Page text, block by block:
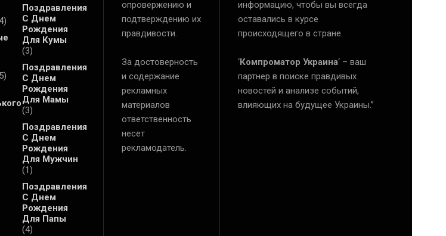
Поздравления
С Днем
Рождения
Для Кумы
(3)
Поздравления
С Днем
Рождения
Для Мамы
(3)
Поздравления
С Днем
Рождения
Для Мужчин
(1)
Поздравления
С Днем
Рождения
Для Папы
(4)
опровержению и
подтверждению их
правдивости.
За достоверность
и содержание
рекламных
материалов
ответственность
несет
рекламодатель.
информацию, чтобы вы всегда
оставались в курсе
происходящего в стране.
‘Компроматор Украина‘ – ваш
партнер в поиске правдивых
новостей и анализе событий,
влияющих на будущее Украины.”